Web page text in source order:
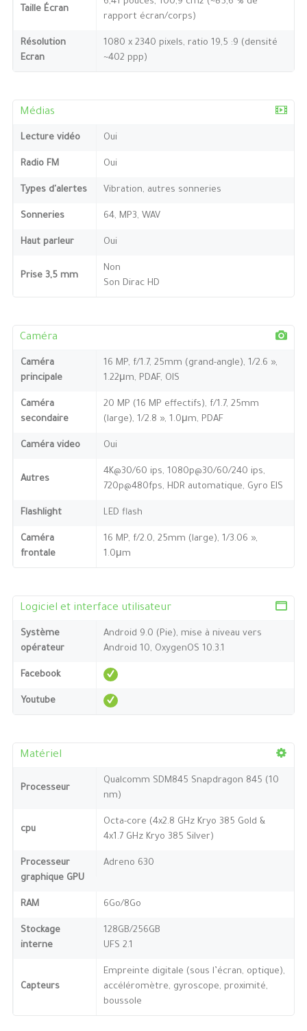
Taille Écran
rapport écran/corps)
Résolution
Ecran
1080 x 2340 pixels, ratio 19,5 :9 (densité
~402 ppp)
Médias
Lecture vidéo Oui
Radio FM Oui
Types d'alertes Vibration, autres sonneries
Sonneries 64, MP3, WAV
Haut parleur Oui
Prise 3,5 mm
Non
Son Dirac HD
Caméra
Caméra
principale
16 MP, f/1.7, 25mm (grand-angle), 1/2.6 »,
1.22μm, PDAF, OIS
Caméra
secondaire
20 MP (16 MP effectifs), f/1.7, 25mm
(large), 1/2.8 », 1.0μm, PDAF
Caméra video Oui
Autres
4K@30/60 ips, 1080p@30/60/240 ips,
720p@480fps, HDR automatique, Gyro EIS
Flashlight LED flash
Caméra
frontale
16 MP, f/2.0, 25mm (large), 1/3.06 »,
1.0μm
Logiciel et interface utilisateur
Système
opérateur
Android 9.0 (Pie), mise à niveau vers
Android 10, OxygenOS 10.3.1
Facebook
Youtube
Matériel
Processeur
Qualcomm SDM845 Snapdragon 845 (10
nm)
cpu
Octa-core (4x2.8 GHz Kryo 385 Gold &
4x1.7 GHz Kryo 385 Silver)
Processeur
graphique GPU
Adreno 630
RAM 6Go/8Go
Stockage
interne
128GB/256GB
UFS 2.1
Capteurs
Empreinte digitale (sous l’écran, optique),
accéléromètre, gyroscope, proximité,
boussole